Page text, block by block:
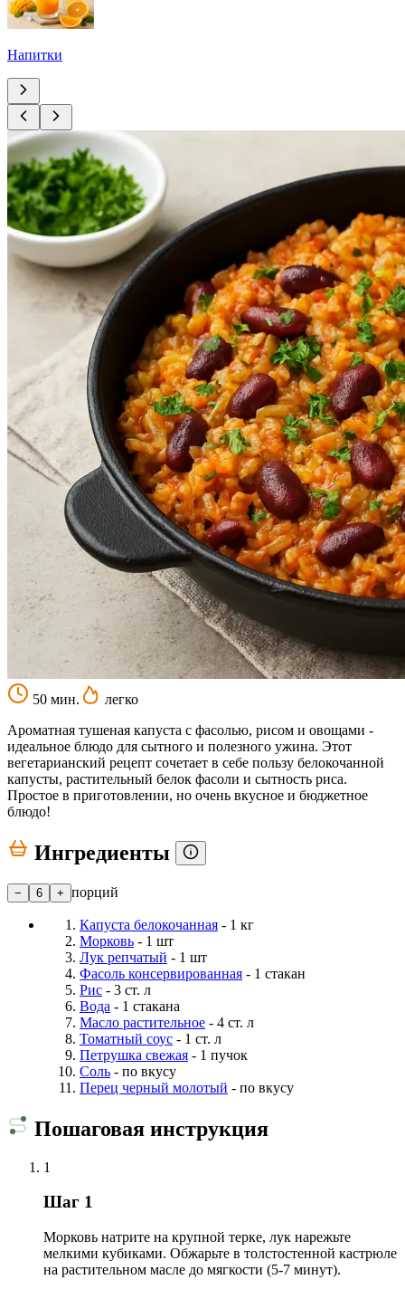
Напитки
50 мин.
легко
Ароматная тушеная капуста с фасолью, рисом и овощами -
идеальное блюдо для сытного и полезного ужина. Этот
вегетарианский рецепт сочетает в себе пользу белокочанной
капусты, растительный белок фасоли и сытность риса.
Простое в приготовлении, но очень вкусное и бюджетное
блюдо!
Ингредиенты
− 6 + порций
Капуста белокочанная - 1 кг
Морковь - 1 шт
Лук репчатый - 1 шт
Фасоль консервированная - 1 стакан
Рис - 3 ст. л
Вода - 1 стакана
Масло растительное - 4 ст. л
Томатный соус - 1 ст. л
Петрушка свежая - 1 пучок
Соль - по вкусу
Перец черный молотый - по вкусу
Пошаговая инструкция
1
Шаг 1
Морковь натрите на крупной терке, лук нарежьте
мелкими кубиками. Обжарьте в толстостенной кастрюле
на растительном масле до мягкости (5-7 минут).